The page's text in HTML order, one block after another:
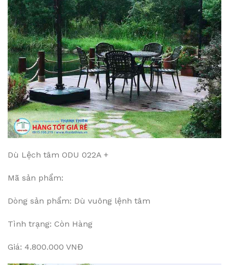
Dù Lệch tâm ODU 022A +
Mã sản phẩm:
Dòng sản phẩm: Dù vuông lệnh tâm
Tình trạng: Còn Hàng
Giá: 4.800.000 VNĐ